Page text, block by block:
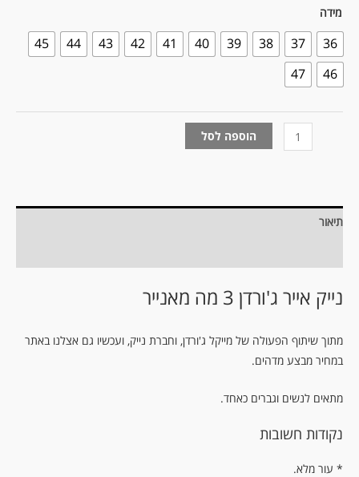
מידה
36
37
38
39
40
41
42
43
44
45
46
47
הוספה לסל
תיאור
נייק אייר ג'ורדן 3 מה מאנייר
מתוך שיתוף הפעולה של מייקל ג'ורדן, וחברת נייק, ועכשיו גם אצלנו באתר
במחיר מבצע מדהים.
מתאים לנשים וגברים כאחד.
נקודות חשובות
.עור מלא *